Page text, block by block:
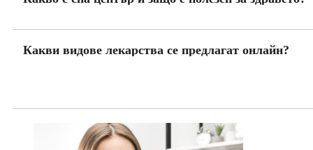
Какви видове лекарства се предлагат онлайн?